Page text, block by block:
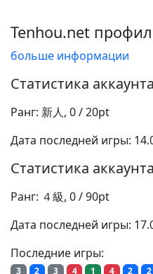
Tenhou.net
больше информации
Статистика
Ранг: 新人, 0 / 20pt
Дата последней игры:
Статистика
Ранг: ４級, 0 / 90pt
Дата последней игры:
Последние игры:
3 2 3 4 1 4 2 2